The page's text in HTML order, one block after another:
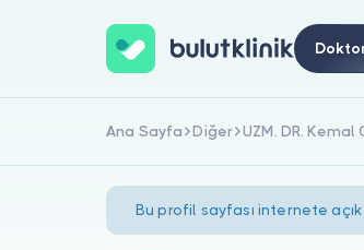
Ana Sayfa Diğer UZM. DR. Kemal
Bu profil sayfası internete